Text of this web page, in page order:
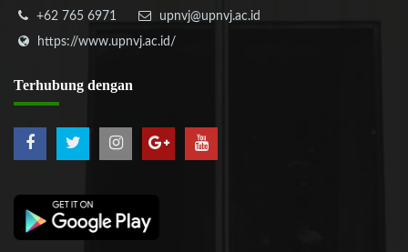
+62 765 6971
upnvj@upnvj.ac.id
https://www.upnvj.ac.id/
Terhubung dengan